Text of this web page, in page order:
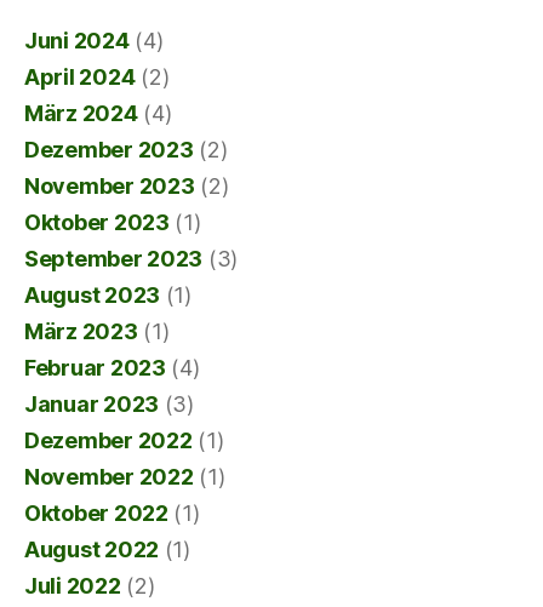
Juni 2024(4)
April 2024(2)
März 2024(4)
Dezember 2023 (2)
November 2023 (2)
Oktober 2023 (1)
September 2023 (3)
August 2023 (1)
März 2023 (1)
Februar 2023 (4)
Januar 2023 (3)
Dezember 2022 (1)
November 2022 (1)
Oktober 2022 (1)
August 2022 (1)
Juli 2022 (2)